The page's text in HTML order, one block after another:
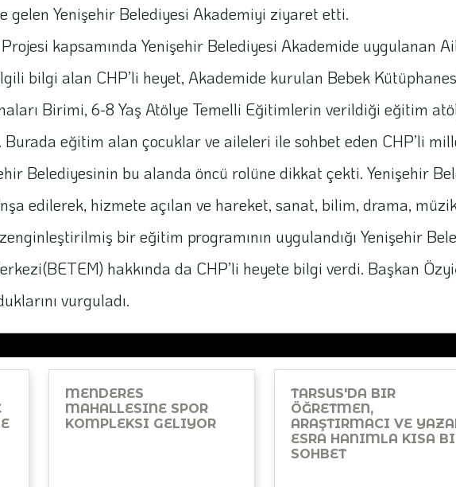
gelen Yenişehir Belediyesi Akademiyi ziyaret etti.
kapsamında Yenişehir Belediyesi Akademide uygulanan
bilgi alan CHP’li heyet, Akademide kurulan Bebek
Birimi, 6-8 Yaş Atölye Temelli Eğitimlerin verildiği eğitim
eğitim alan çocuklar ve aileleri ile sohbet eden CHP’li
Belediyesinin bu alanda öncü rolüne dikkat çekti. Yenişehir
edilerek, hizmete açılan ve hareket, sanat, bilim, drama,
bir eğitim programının uygulandığı Yenişehir
hakkında da CHP’li heyete bilgi verdi. Başkan
vurguladı.
MENDERES
MAHALLESINE SPOR
KOMPLEKSI GELIYOR
TARSUS'DA BIR
ÖĞRETMEN,
ARAŞTIRMACI VE
ESRA HANIMLA KISA
SOHBET